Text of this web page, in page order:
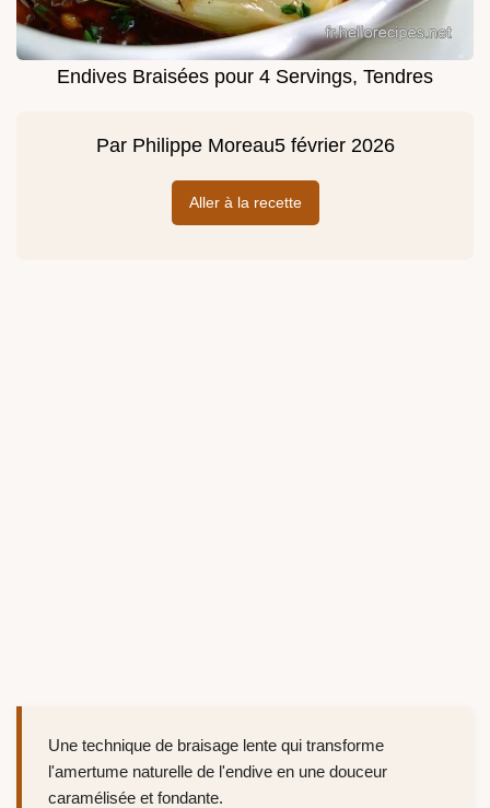
Endives Braisées pour 4 Servings, Tendres
Par Philippe Moreau5 février 2026
Aller à la recette
Une technique de braisage lente qui transforme
l'amertume naturelle de l'endive en une douceur
caramélisée et fondante.